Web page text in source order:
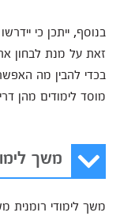
בנוסף, ייתכן כי
זאת על מנת לבחון
בכדי להבין מה
מוסד לימודים מהן
משך
משך לימודי רומנית